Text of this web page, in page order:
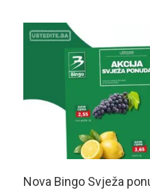
Nova Bingo Svježa